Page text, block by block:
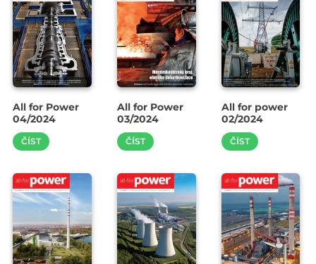
All for Power
04/2024
ČÍST
All for Power
03/2024
ČÍST
All for power
02/2024
ČÍST